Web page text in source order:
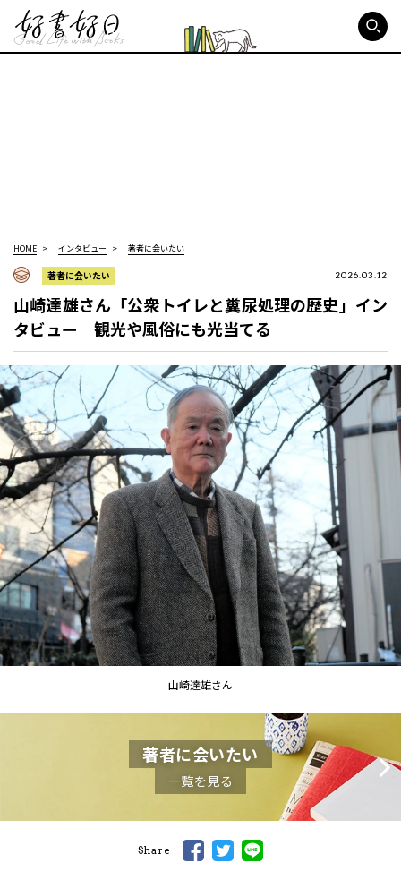
HOME インタビュー 著者に会いたい
著者に会いたい 2026.03.12
山崎達雄さん「公衆トイレと糞尿処理の歴史」イン
タビュー 観光や風俗にも光当てる
山崎達雄さん
著者に会いたい
一覧を見る
Share